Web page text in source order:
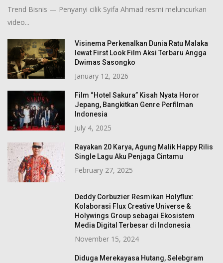
Trend Bisnis — Penyanyi cilik Syifa Ahmad resmi meluncurkan
video...
Visinema Perkenalkan Dunia Ratu Malaka
lewat First Look Film Aksi Terbaru Angga
Dwimas Sasongko
January 12, 2026
Film “Hotel Sakura” Kisah Nyata Horor
Jepang, Bangkitkan Genre Perfilman
Indonesia
July 4, 2025
Rayakan 20 Karya, Agung Malik Happy Rilis
Single Lagu Aku Penjaga Cintamu
February 27, 2025
Deddy Corbuzier Resmikan Holyflux:
Kolaborasi Flux Creative Universe &
Holywings Group sebagai Ekosistem
Media Digital Terbesar di Indonesia
November 15, 2024
Diduga Merekayasa Hutang, Selebgram